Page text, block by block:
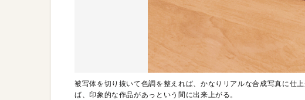
被写体を切り抜いて色調を整えれば、かなりリアルな合成写真に仕
ば、印象的な作品があっという間に出来上がる。